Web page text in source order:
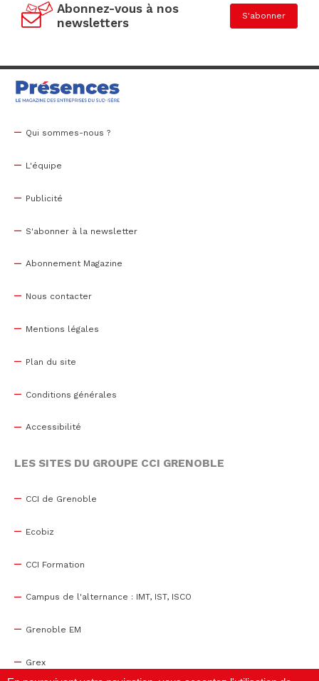
Abonnez-vous à nos
newsletters
S'abonner
Qui sommes-nous ?
L'équipe
Publicité
S'abonner à la newsletter
Abonnement Magazine
Nous contacter
Mentions légales
Plan du site
Conditions générales
Accessibilité
LES SITES DU GROUPE CCI GRENOBLE
CCI de Grenoble
Ecobiz
CCI Formation
Campus de l'alternance : IMT, IST, ISCO
Grenoble EM
Grex